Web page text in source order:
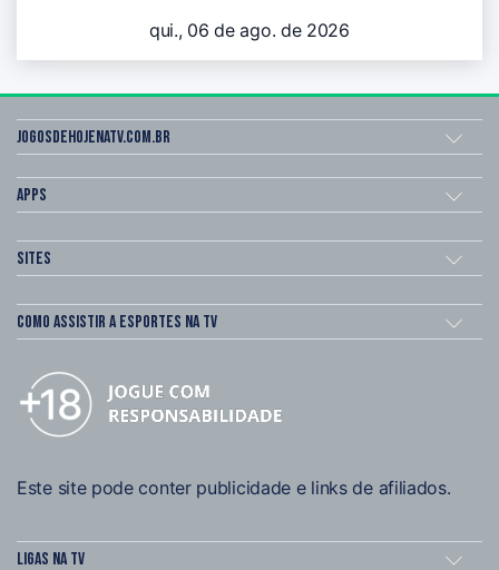
qui., 06 de ago. de 2026
Jogosdehojenatv.com.br
Apps
Sites
Como assistir a esportes na TV
Este site pode conter publicidade e links de afiliados.
Ligas na TV